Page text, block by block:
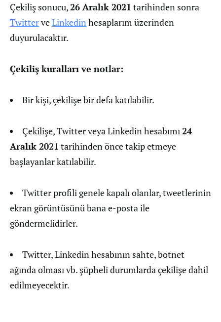
Çekiliş sonucu, 26 Aralık 2021 tarihinden sonra
TwitterveLinkedin hesaplarım üzerinden
duyurulacaktır.
Çekiliş kuralları ve notlar:
Bir kişi, çekilişe bir defa katılabilir.
Çekilişe, Twitter veya Linkedin hesabımı 24
Aralık 2021 tarihinden önce takip etmeye
başlayanlar katılabilir.
Twitter profili genele kapalı olanlar, tweetlerinin
ekran görüntüsünü bana e-posta ile
göndermelidirler.
Twitter, Linkedin hesabının sahte, botnet
ağında olması vb. şüpheli durumlarda çekilişe dahil
edilmeyecektir.